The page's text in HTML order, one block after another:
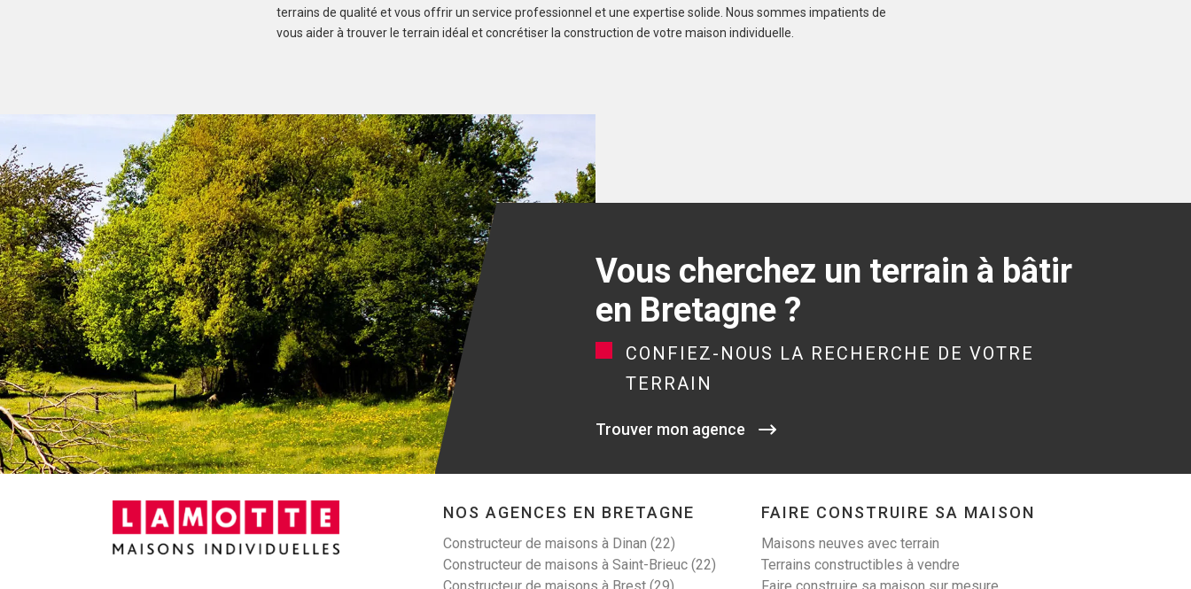
LIGNOL (56160)
LOCOAL-MENDON
(56550)
terrains de qualité et vous offrir un service professionnel et une expertise solide. Nous sommes impatients de
vous aider à trouver le terrain idéal et concrétiser la construction de votre maison individuelle.
Vous cherchez un terrain à bâtir
en Bretagne ?
CONFIEZ-NOUS LA RECHERCHE DE VOTRE
TERRAIN
Trouver mon agence
NOS AGENCES EN BRETAGNE
Constructeur de maisons à Dinan (22)
Constructeur de maisons à Saint-Brieuc (22)
FAIRE CONSTRUIRE SA MAISON
Maisons neuves avec terrain
Terrains constructibles à vendre